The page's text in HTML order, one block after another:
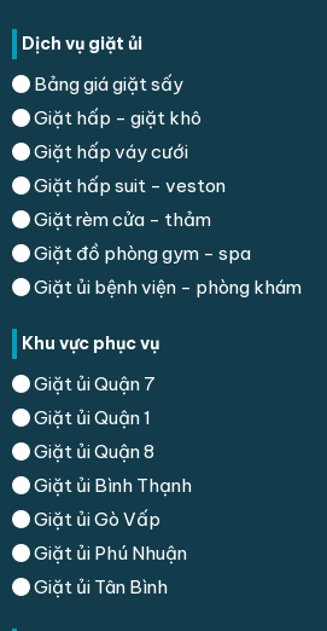
Dịch vụ giặt ủi
Bảng giá giặt sấy
Giặt hấp - giặt khô
Giặt hấp váy cưới
Giặt hấp suit - veston
Giặt rèm cửa - thảm
Giặt đồ phòng gym - spa
Giặt ủi bệnh viện - phòng khám
Khu vực phục vụ
Giặt ủi Quận 7
Giặt ủi Quận 1
Giặt ủi Quận 8
Giặt ủi Bình Thạnh
Giặt ủi Gò Vấp
Giặt ủi Phú Nhuận
Giặt ủi Tân Bình